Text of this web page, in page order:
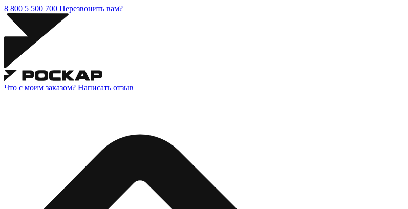
8 800 5 500 700 Перезвонить вам?
Что с моим заказом? Написать отзыв